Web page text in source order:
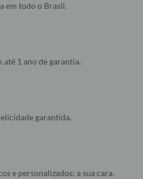
em todo o Brasil.
até 1 ano de garantia.
garantida.
e personalizados: a sua cara.